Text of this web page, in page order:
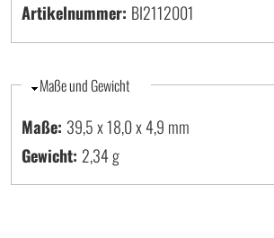
Artikelnummer: BI2112001
Ausblenden
Maße und Gewicht
Maße: 39,5 x 18,0 x 4,9
Gewicht: 2,34 g